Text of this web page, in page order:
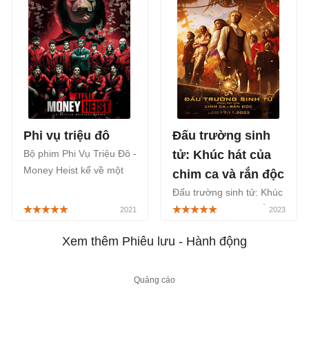
Thuận Nguyễn, Trần
Ngọc Vàng, sẽ được
công chiếu chính thức từ
ngày 08/12/2023.
Phi vụ triệu đô
Bộ phim Phi Vụ Triệu Đô -
Money Heist kể về một
hợp lại cho một phi vụ
Mint of Spain - xưởng đúc
Đấu trường sinh
tử: Khúc hát của
chim ca và rắn độc
Đấu trường sinh tử: Khúc
hát của chim ca và rắn
The Ballad of Songbirds
Xem thêm Phiêu lưu - Hành động